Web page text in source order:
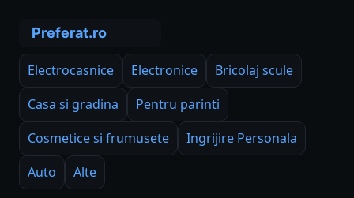
Electrocasnice Electronice
Bricolaj scule
Casa si gradina
Pentru parinti
Cosmetice si frumusete
Ingrijire Personala
Auto
Alte